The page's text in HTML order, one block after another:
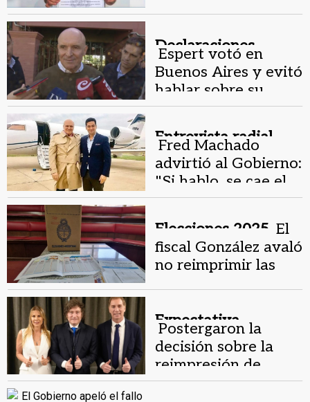
Declaraciones.
Espert votó en
Buenos Aires y evitó
hablar sobre su
vínculo con Fred
Machado
Entrevista radial.
Fred Machado
advirtió al Gobierno:
"Si hablo, se cae el
país mañana"
Elecciones 2025. El
fiscal González avaló
no reimprimir las
en riesgo las
elecciones
Expectativa.
Postergaron la
decisión sobre la
reimpresión de
boletas en Buenos